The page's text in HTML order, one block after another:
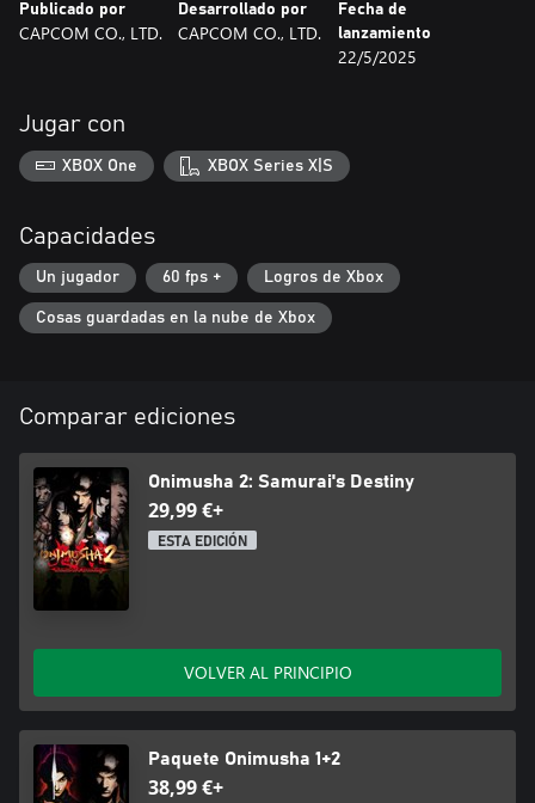
de título. El atuendo solo modifica tu apariencia: las estadísticas
serán las mismas de la armadura que llevas equipada en el juego.
*Comprueba tus compras anteriores para evitar duplicados.
©CAPCOM
ONIMUSHA is a trademark and/or registered trademark of
other countries.
Publicado por
CAPCOM CO., LTD.
Desarrollado por
CAPCOM CO., LTD.
Fecha de
lanzamiento
22/5/2025
Jugar con
XBOX One XBOX Series X|S
Capacidades
Un jugador 60 fps + Logros de Xbox
Cosas guardadas en la nube de Xbox
Comparar ediciones
Onimusha 2: Samurai's Destiny
29,99 €+
ESTA EDICIÓN
VOLVER AL PRINCIPIO
Paquete Onimusha 1+2
38,99 €+